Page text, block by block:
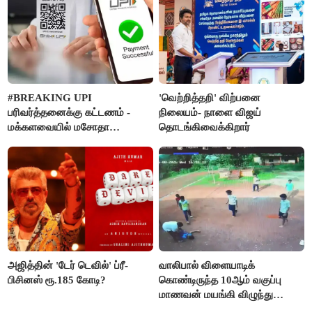
#BREAKING UPI
பரிவர்த்தனைக்கு கட்டணம் -
மக்களவையில் மசோதா
'வெற்றித்தறி' விற்பனை
நிலையம்- நாளை விஜய்
தொடங்கிவைக்கிறார்
அஜித்தின் 'டேர் டெவில்' ப்ரீ-
பிசினஸ் ரூ.185 கோடி?
வாலிபால் விளையாடிக்
கொண்டிருந்த 10ஆம் வகுப்பு
மாணவன் மயங்கி விழுந்து